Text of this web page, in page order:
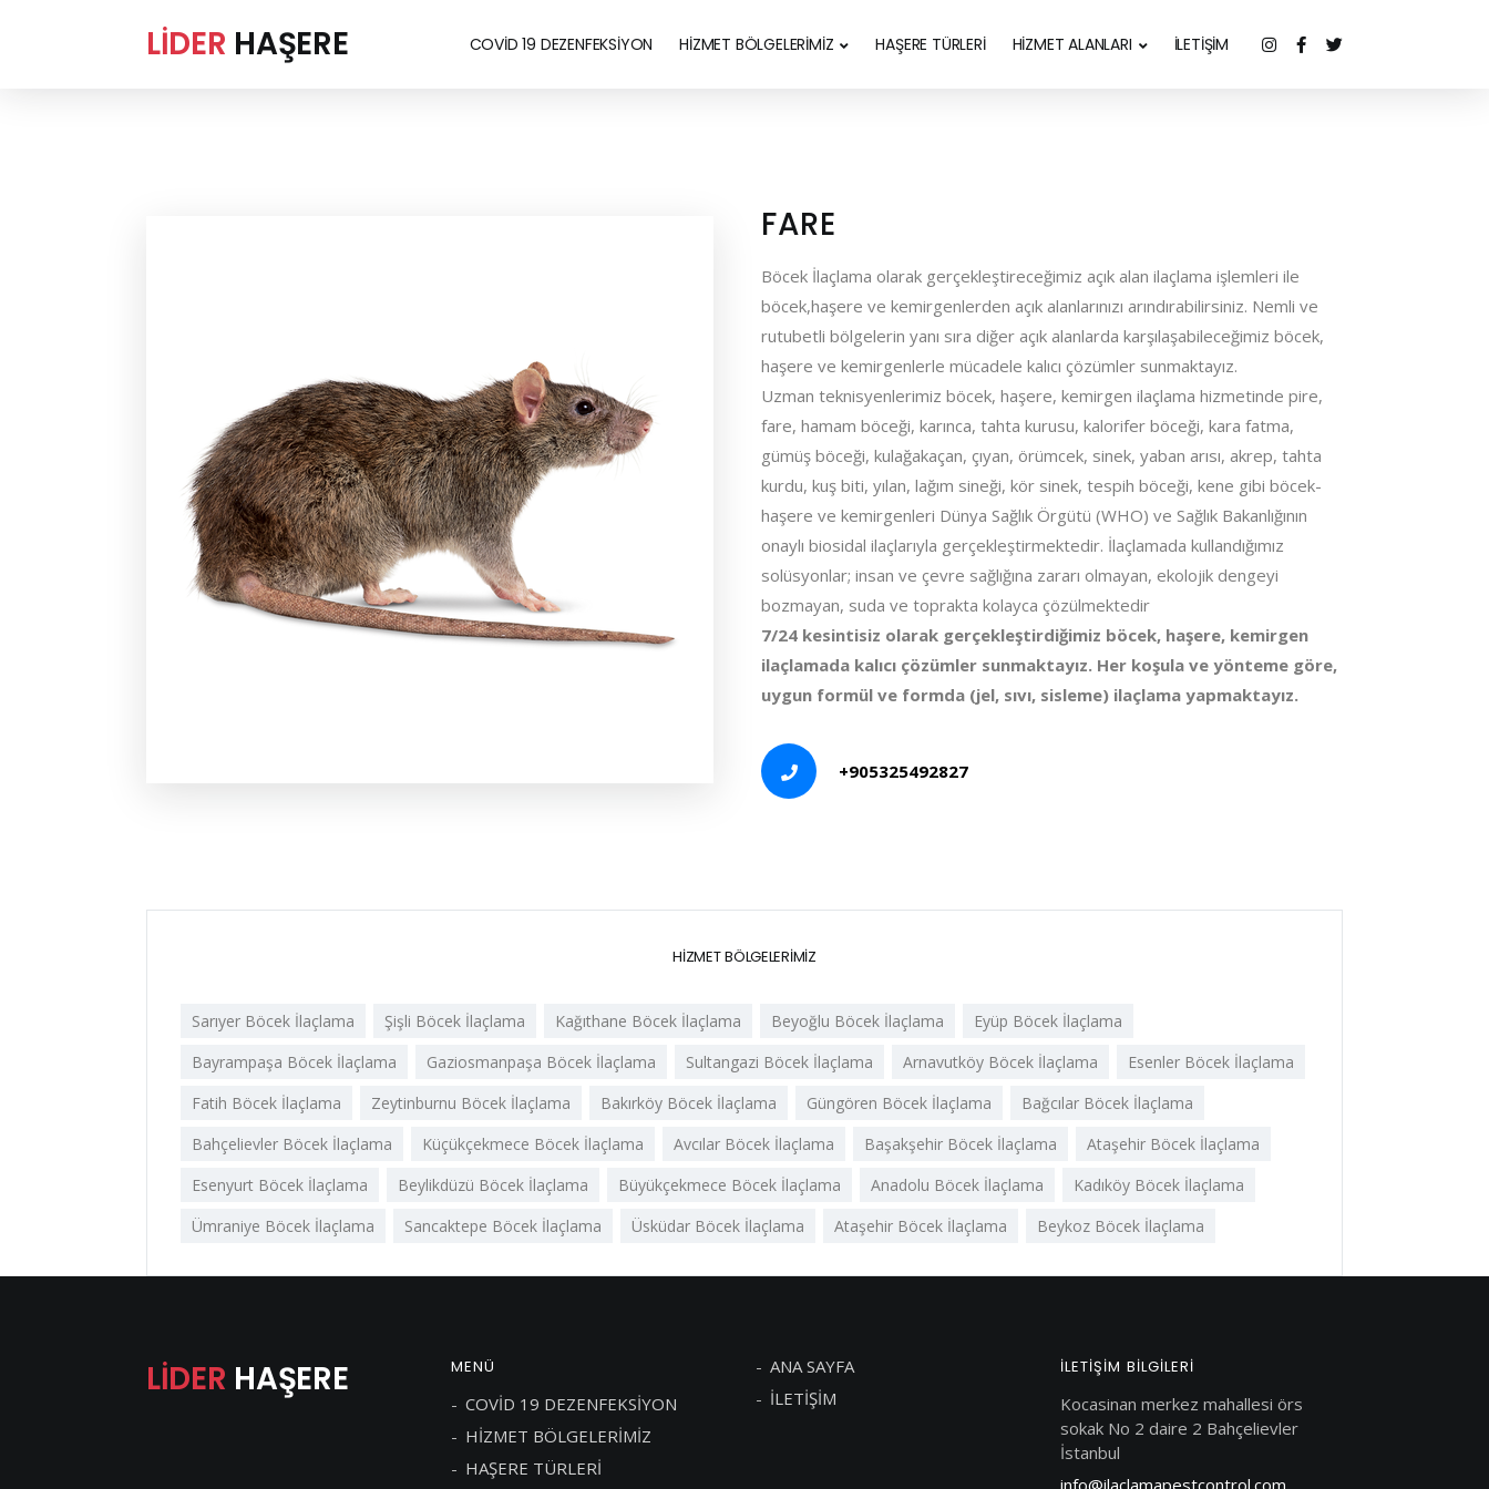
LİDER HAŞERE COVİD 19 DEZENFEKSİYON HİZMET BÖLGELERİMİZ HAŞERE TÜRLERİ HİZMET ALANLARI İLETİŞİM
FARE
Böcek İlaçlama olarak gerçekleştireceğimiz açık alan ilaçlama işlemleri ile
böcek,haşere ve kemirgenlerden açık alanlarınızı arındırabilirsiniz. Nemli ve
rutubetli bölgelerin yanı sıra diğer açık alanlarda karşılaşabileceğimiz böcek,
haşere ve kemirgenlerle mücadele kalıcı çözümler sunmaktayız.
Uzman teknisyenlerimiz böcek, haşere, kemirgen ilaçlama hizmetinde pire,
fare, hamam böceği, karınca, tahta kurusu, kalorifer böceği, kara fatma,
gümüş böceği, kulağakaçan, çıyan, örümcek, sinek, yaban arısı, akrep, tahta
kurdu, kuş biti, yılan, lağım sineği, kör sinek, tespih böceği, kene gibi böcek-
haşere ve kemirgenleri Dünya Sağlık Örgütü (WHO) ve Sağlık Bakanlığının
onaylı biosidal ilaçlarıyla gerçekleştirmektedir. İlaçlamada kullandığımız
solüsyonlar; insan ve çevre sağlığına zararı olmayan, ekolojik dengeyi
bozmayan, suda ve toprakta kolayca çözülmektedir
7/24 kesintisiz olarak gerçekleştirdiğimiz böcek, haşere, kemirgen
ilaçlamada kalıcı çözümler sunmaktayız. Her koşula ve yönteme göre,
uygun formül ve formda (jel, sıvı, sisleme) ilaçlama yapmaktayız.
+905325492827
HİZMET BÖLGELERİMİZ
Sarıyer Böcek İlaçlama Şişli Böcek İlaçlama Kağıthane Böcek İlaçlama Beyoğlu Böcek İlaçlama
Eyüp Böcek İlaçlama
Bayrampaşa Böcek İlaçlama
Gaziosmanpaşa Böcek İlaçlama Sultangazi Böcek İlaçlama Arnavutköy Böcek İlaçlama
Esenler Böcek İlaçlama
Fatih Böcek İlaçlama
Zeytinburnu Böcek İlaçlama Bakırköy Böcek İlaçlama Güngören Böcek İlaçlama
Bağcılar Böcek İlaçlama
Bahçelievler Böcek İlaçlama
Küçükçekmece Böcek İlaçlama Avcılar Böcek İlaçlama Başakşehir Böcek İlaçlama
Ataşehir Böcek İlaçlama
Esenyurt Böcek İlaçlama
Beylikdüzü Böcek İlaçlama Büyükçekmece Böcek İlaçlama Anadolu Böcek İlaçlama
Kadıköy Böcek İlaçlama
Ümraniye Böcek İlaçlama
Sancaktepe Böcek İlaçlama Üsküdar Böcek İlaçlama Ataşehir Böcek İlaçlama Beykoz Böcek İlaçlama
LİDER HAŞERE MENÜ
COVİD 19 DEZENFEKSİYON
HİZMET BÖLGELERİMİZ
HAŞERE TÜRLERİ
ANA SAYFA
İLETİŞİM
İLETIŞIM BILGILERI
Kocasinan merkez mahallesi örs
sokak No 2 daire 2 Bahçelievler
İstanbul
info@ilaclamapestcontrol.com